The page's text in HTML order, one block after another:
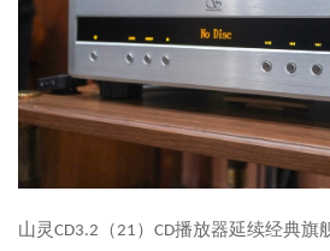
山灵CD3.2（21）CD播放器延续经典